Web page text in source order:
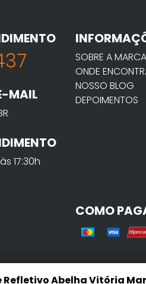
Refletivo Abelha Vitória
MAIL
17:30h
SOBRE A MARCA
ONDE
NOSSO BLOG
DEPOIMENTOS
COMO